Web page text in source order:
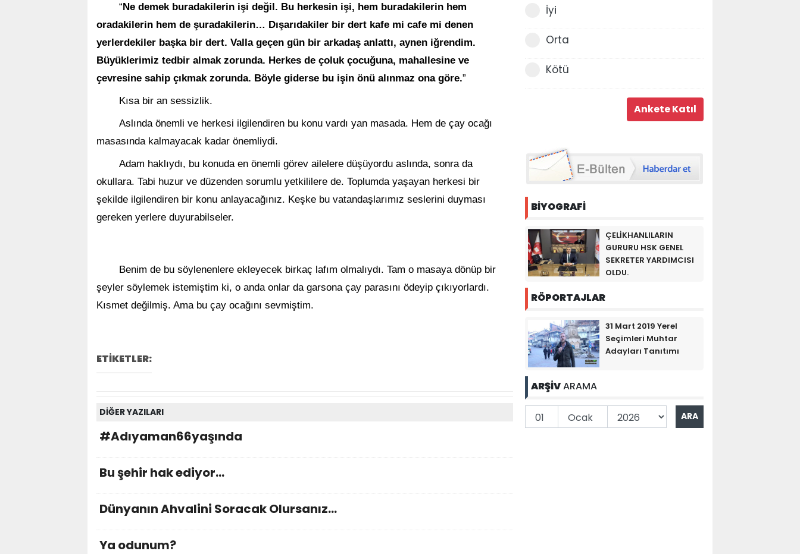
“Ne demek buradakilerin işi değil. Bu herkesin işi, hem buradakilerin hem
oradakilerin hem de şuradakilerin… Dışarıdakiler bir dert kafe mi cafe mi denen
yerlerdekiler başka bir dert. Valla geçen gün bir arkadaş anlattı, aynen iğrendim.
Büyüklerimiz tedbir almak zorunda. Herkes de çoluk çocuğuna, mahallesine ve
çevresine sahip çıkmak zorunda. Böyle giderse bu işin önü alınmaz ona göre.”
Kısa bir an sessizlik.
Aslında önemli ve herkesi ilgilendiren bu konu vardı yan masada. Hem de çay ocağı
masasında kalmayacak kadar önemliydi.
Adam haklıydı, bu konuda en önemli görev ailelere düşüyordu aslında, sonra da
okullara. Tabi huzur ve düzenden sorumlu yetkililere de. Toplumda yaşayan herkesi bir
şekilde ilgilendiren bir konu anlayacağınız. Keşke bu vatandaşlarımız seslerini duyması
gereken yerlere duyurabilseler.
Benim de bu söylenenlere ekleyecek birkaç lafım olmalıydı. Tam o masaya dönüp bir
şeyler söylemek istemiştim ki, o anda onlar da garsona çay parasını ödeyip çıkıyorlardı.
Kısmet değilmiş. Ama bu çay ocağını sevmiştim.
ETİKETLER:
DİĞER YAZILARI
#Adıyaman66yaşında
Bu şehir hak ediyor…
Dünyanın Ahvalini Soracak Olursanız…
Ya odunum?
İyi
Orta
Kötü
BİYOGRAFİ
ÇELİKHANLILARIN
GURURU HSK GENEL
SEKRETER YARDIMCISI
OLDU.
RÖPORTAJLAR
31 Mart 2019 Yerel
Seçimleri Muhtar
Adayları Tanıtımı
ARŞİVARAMA